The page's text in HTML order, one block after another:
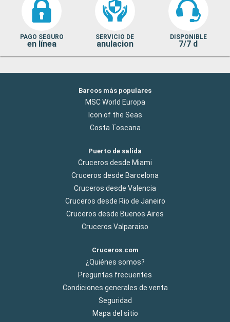
PAGO SEGURO
en línea
SERVICIO DE
anulacion
DISPONIBLE
7/7 d
Barcos más populares
MSC World Europa
Icon of the Seas
Costa Toscana
Puerto de salida
Cruceros desde Miami
Cruceros desde Barcelona
Cruceros desde Valencia
Cruceros desde Rio de Janeiro
Cruceros desde Buenos Aires
Cruceros Valparaiso
Cruceros.com
¿Quiénes somos?
Preguntas frecuentes
Condiciones generales de venta
Seguridad
Mapa del sitio